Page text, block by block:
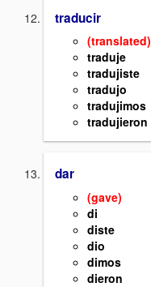
traducir
(translated)
traduje
tradujiste
tradujo
tradujimos
tradujieron
dar
(gave)
di
diste
dio
dimos
dieron